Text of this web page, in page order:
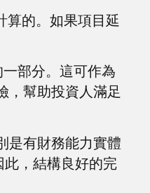
算的。如果項目延
部分。這可作為
，幫助投資人滿足
是有財務能力實體
，結構良好的完